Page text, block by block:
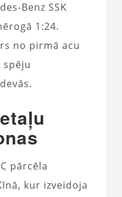
Benz SSK
1:24.
no pirmā acu
spēju
pārcēla
kur izveidoja